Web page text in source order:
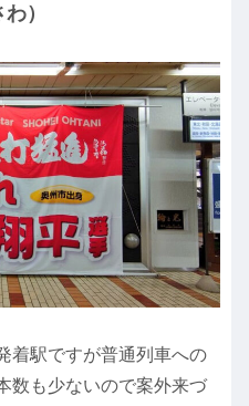
）
着駅ですが普通列車への
数も少ないので案外来づ